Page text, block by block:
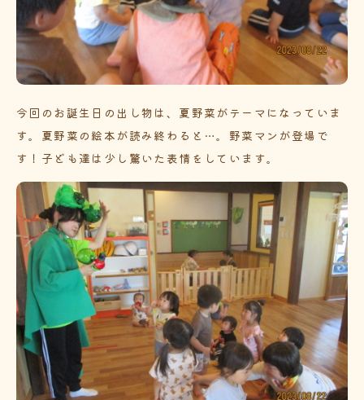
今回のお誕生日の出し物は、夏野菜がテーマになっていま
す。夏野菜の絵本が読み終わると…。野菜マンが登場で
す！子ども達は少し驚いた表情をしています。